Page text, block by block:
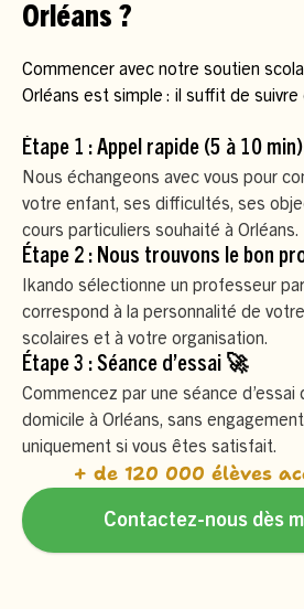
Orléans ?
Commencer avec notre soutien
Orléans est simple : il suffit de
Étape 1 : Appel rapide (5 à 10
Nous échangeons avec vous pour
votre enfant, ses difficultés, ses
cours particuliers souhaité à Orléans.
Étape 2 : Nous trouvons le bon
Ikando sélectionne un professeur
correspond à la personnalité de
scolaires et à votre organisation.
Étape 3 : Séance d’essai 🚀
Commencez par une séance d’essai
domicile à Orléans, sans
uniquement si vous êtes satisfait.
+ de 120 000 élèves
Contactez-nous dès